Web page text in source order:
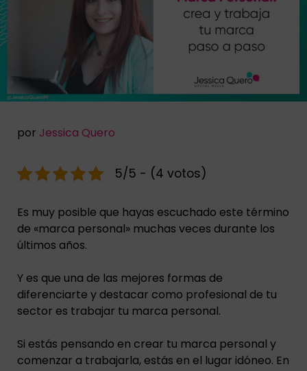
por Jessica Quero
5/5 - (4 votos)
Es muy posible que hayas escuchado este término
de «marca personal» muchas veces durante los
últimos años.
Y es que una de las mejores formas de
diferenciarte y destacar como profesional de tu
sector es trabajar tu marca personal.
Si estás pensando en crear tu marca personal y
comenzar a trabajarla, estás en el lugar idóneo. En